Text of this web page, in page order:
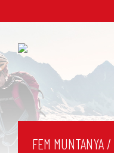
FEM MUNTANYA /